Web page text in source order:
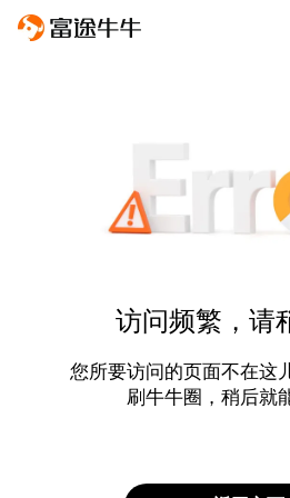
访问频繁，请
您所要访问的页面不在这
刷牛牛圈，稍后就